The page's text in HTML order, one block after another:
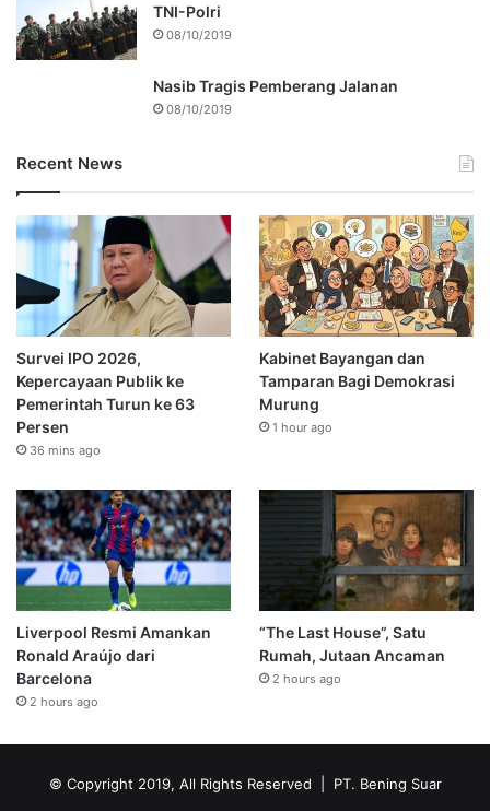
TNI-Polri
08/10/2019
Nasib Tragis Pemberang Jalanan
08/10/2019
Recent News
Survei IPO 2026,
Kepercayaan Publik ke
Pemerintah Turun ke 63
Persen
36 mins ago
Kabinet Bayangan dan
Tamparan Bagi Demokrasi
Murung
1 hour ago
Liverpool Resmi Amankan
Ronald Araújo dari
Barcelona
2 hours ago
“The Last House”, Satu
Rumah, Jutaan Ancaman
2 hours ago
© Copyright 2019, All Rights Reserved | PT. Bening Suar